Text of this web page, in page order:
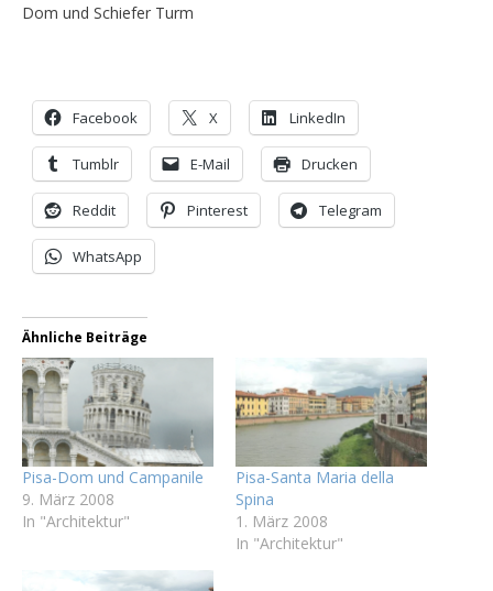
Dom und Schiefer Turm
Facebook X LinkedIn
Tumblr E-Mail Drucken
Reddit Pinterest Telegram
WhatsApp
Ähnliche Beiträge
Pisa-Dom und Campanile
9. März 2008
In "Architektur"
Pisa-Santa Maria della
Spina
1. März 2008
In "Architektur"